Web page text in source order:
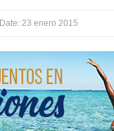
Date: 23 enero 2015